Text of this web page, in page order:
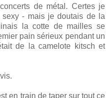
de métal. Certes je
- mais je doutais de la
la cotte de mailles se
pain sérieux pendant un
de la camelote kitsch et
en train de taper sur tout ce